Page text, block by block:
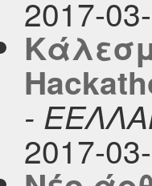
2017-
-
2017-